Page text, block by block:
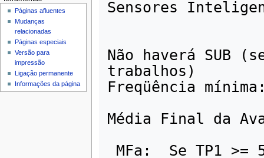
Sensores
Não haverá SUB
trabalhos)
Freqüência
Média Final da
Páginas afluentes
Mudanças
relacionadas
Páginas especiais
Versão para
impressão
Ligação permanente
Informações da página